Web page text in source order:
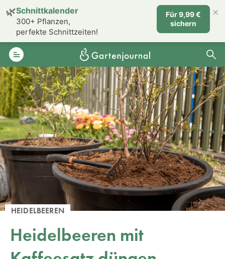
HEIDELBEEREN
Heidelbeeren mit
🌿Schnittkalender
300+ Pflanzen,
perfekte Schnittzeiten!
Für 9,99 €
sichern
×